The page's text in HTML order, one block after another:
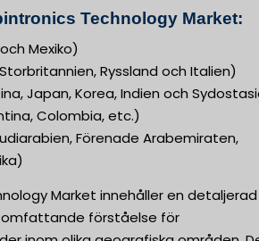
Technology Market:
Mexiko)
Ryssland och Italien)
Japan, Korea, Indien och
Colombia, etc.)
Förenade Arabemiraten,
Market innehåller en detaljerad
omfattande förståelse för